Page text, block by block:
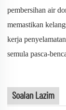
pembersihan air
memastikan
kerja
semula pasca-
Soalan Lazim